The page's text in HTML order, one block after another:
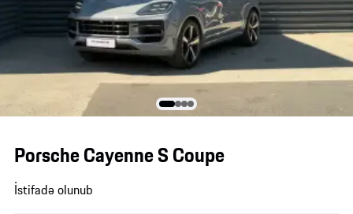
Porsche Cayenne S Coupe
İstifadə olunub